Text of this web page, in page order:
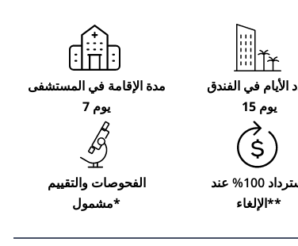
مدة الإقامة في المستشفى
7 يوم
الأيام في الفندق
15 يوم
الفحوصات والتقييم
مشمول*
100% عند
الإلغاء**